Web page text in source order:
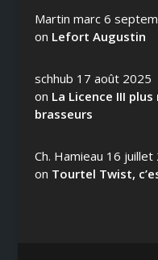
Martin marc 6
on Lefort Augustin
schhub 17 août 2025
on La Licence III
brasseurs
Ch. Hamieau 16 juillet
on Tourtel Twist,